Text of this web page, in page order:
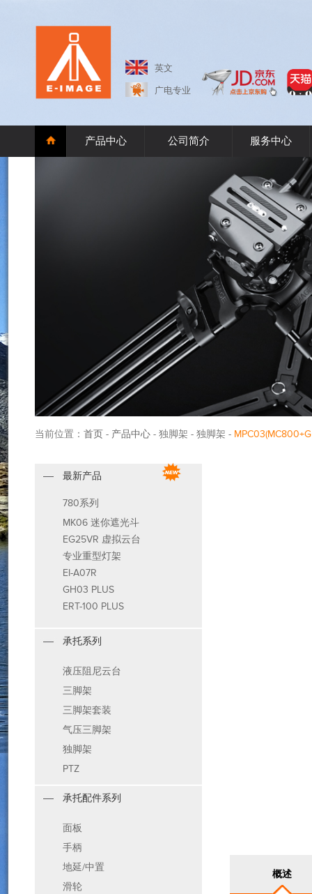
英文
广电专业
产品中心 公司简介 服务中心
当前位置： 首页 - 产品中心 - 独脚架 - 独脚架 -
最新产品
780系列
MK06 迷你遮光斗
EG25VR 虚拟云台
专业重型灯架
EI-A07R
GH03 PLUS
ERT-100 PLUS
承托系列
液压阻尼云台
三脚架
三脚架套装
气压三脚架
独脚架
PTZ
承托配件系列
面板
手柄
地延/中置
滑轮
概述